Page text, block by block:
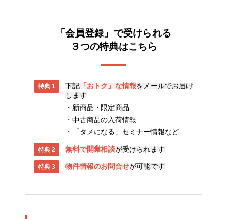
「会員登録」で受けられる
３つの特典はこちら
下記 「おトク」な情報をメールでお届け
します
新商品・限定商品
中古商品の入荷情報
「タメになる」セミナー情報など
無料で開業相談が受けられます
物件情報のお問合せが可能です